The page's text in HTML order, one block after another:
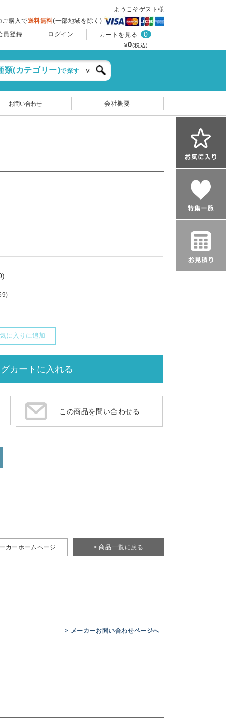
ようこそゲスト様
購入で送料無料(一部地域を除く)
員登録
ログイン カートを見る 0
¥0(税込)
類(カテゴリー)で探す
お問い合わせ 会社概要
に入りに追加
この商品を問い合わせる
> 商品一覧に戻る
カーホームページ
> メーカーお問い合わせページへ